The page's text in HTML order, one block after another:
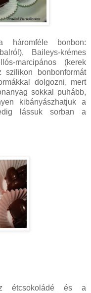
háromféle bonbon:
Baileys-krémes
marcipános (kerek
szilikon bonbonformát
dolgozni, mert
sokkal puhább,
kibányászhatjuk a
lássuk sorban a
étcsokoládé és a